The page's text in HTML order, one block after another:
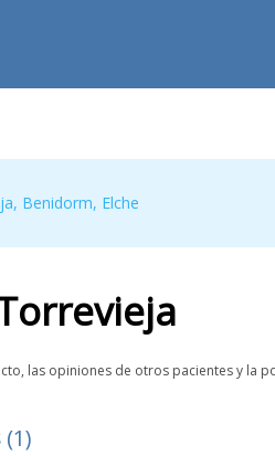
, Benidorm, Elche
las opiniones de otros pacientes y la
(1)